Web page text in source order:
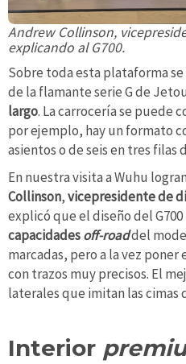
Andrew Collinson,
explicando al G700.
Sobre toda esta plataforma
de la flamante serie G de
largo. La carrocería se puede
por ejemplo, hay un formato
asientos o de seis en tres filas
En nuestra visita a Wuhu
Collinson,vicepresidente de
explicó que el diseño del G700
capacidadesoff-roaddel
marcadas, pero a la vez
con trazos muy precisos. El
laterales que imitan las cimas
Interior